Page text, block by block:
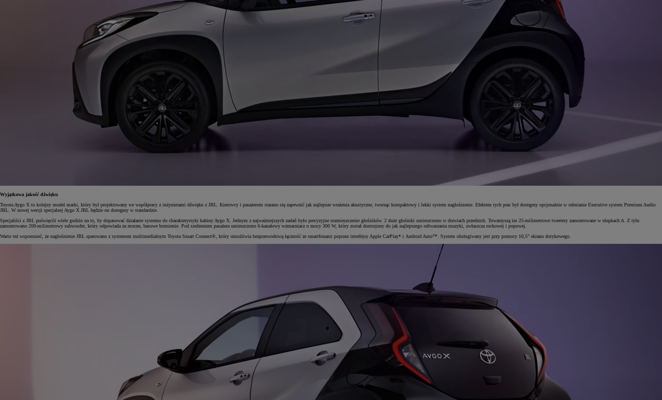
Wyjątkowa jakość dźwięku
Toyota Aygo X to kolejny model marki, który był projektowany we współpracy z inżynierami dźwięku z JBL. Kierowcy i pasażerom starano się zapewnić jak najlepsze wrażenia akustyczne, tworząc kompaktowy i lekki system nagłośnienie. Efektem tych prac był dostępny opcjonalnie w odmianie Executive system Premium Audio
JBL. W nowej wersji specjalnej Aygo X JBL będzie on dostępny w standardzie.
Specjaliści z JBL poświęcili wiele godzin na to, by dopasować działanie systemu do charakterystyki kabiny Aygo X. Jednym z najważniejszych zadań było precyzyjne rozmieszczenie głośników. 2 duże głośniki umieszczono w drzwiach przednich. Towarzyszą im 25-milimetrowe tweetery zamontowane w słupkach A. Z tyłu
zamontowano 200-milimetrowy subwoofer, który odpowiada za mocne, basowe brzmienie. Pod siedzeniem pasażera umieszczono 6-kanałowy wzmacniacz o mocy 300 W, który został dostrojony do jak najlepszego odtwarzania muzyki, zwłaszcza rockowej i popowej.
Warto też wspomnieć, że nagłośnienie JBL sparowano z systemem multimedialnym Toyota Smart Connect®, który umożliwia bezprzewodową łączność ze smartfonami poprzez interfejsy Apple CarPlay* i Android Auto™. System obsługiwany jest przy pomocy 10,5" ekranu dotykowego.